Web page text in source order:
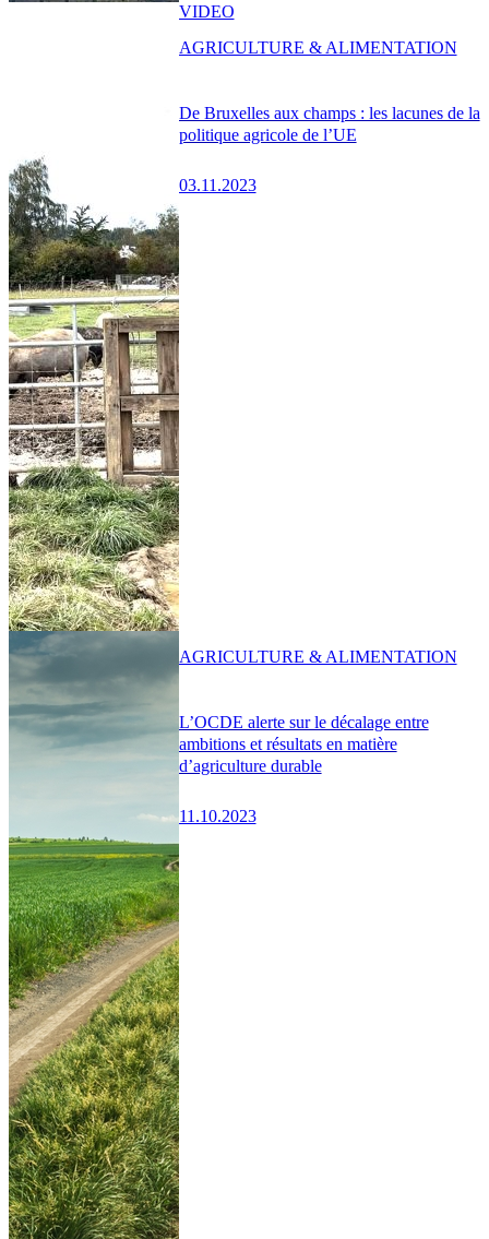
De Bruxelles aux champs : les lacunes de la
politique agricole de l’UE
03.11.2023
VIDEO
AGRICULTURE & ALIMENTATION
L’OCDE alerte sur le décalage entre
ambitions et résultats en matière
d’agriculture durable
11.10.2023
AGRICULTURE & ALIMENTATION